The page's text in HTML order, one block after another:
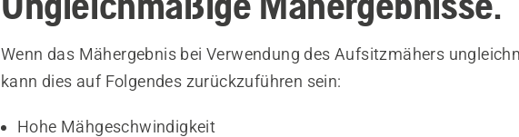
Wenn das Mähergebnis bei Verwendung des Aufsitzmähers
kann dies auf Folgendes zurückzuführen sein:
Hohe Mähgeschwindigkeit